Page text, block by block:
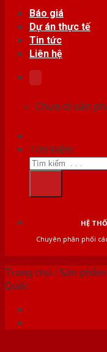
Báo giá
Dự án thực tế
Tin tức
Liên hệ
Chưa có sản
Tìm kiếm:
HỆ
Chuyên phân phối
Trang chủ /Sản phẩm
Quốc